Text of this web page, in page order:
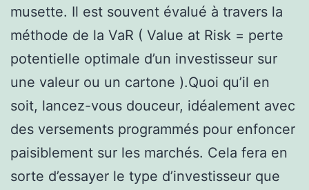
musette. Il est souvent évalué à travers la
méthode de la VaR ( Value at Risk = perte
potentielle optimale d’un investisseur sur
une valeur ou un cartone ).Quoi qu’il en
soit, lancez-vous douceur, idéalement avec
des versements programmés pour enfoncer
paisiblement sur les marchés. Cela fera en
sorte d’essayer le type d’investisseur que